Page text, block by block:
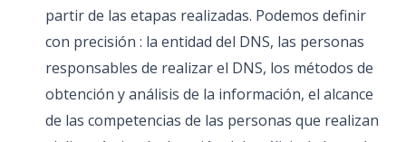
partir de las etapas realizadas. Podemos definir
con precisión : la entidad del DNS, las personas
responsables de realizar el DNS, los métodos de
obtención y análisis de la información, el alcance
de las competencias de las personas que realizan